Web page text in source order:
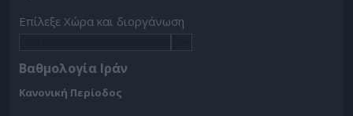
Επίλεξε Χώρα και διοργάνωση
Βαθμολογία Ιράν
Κανονική Περίοδος